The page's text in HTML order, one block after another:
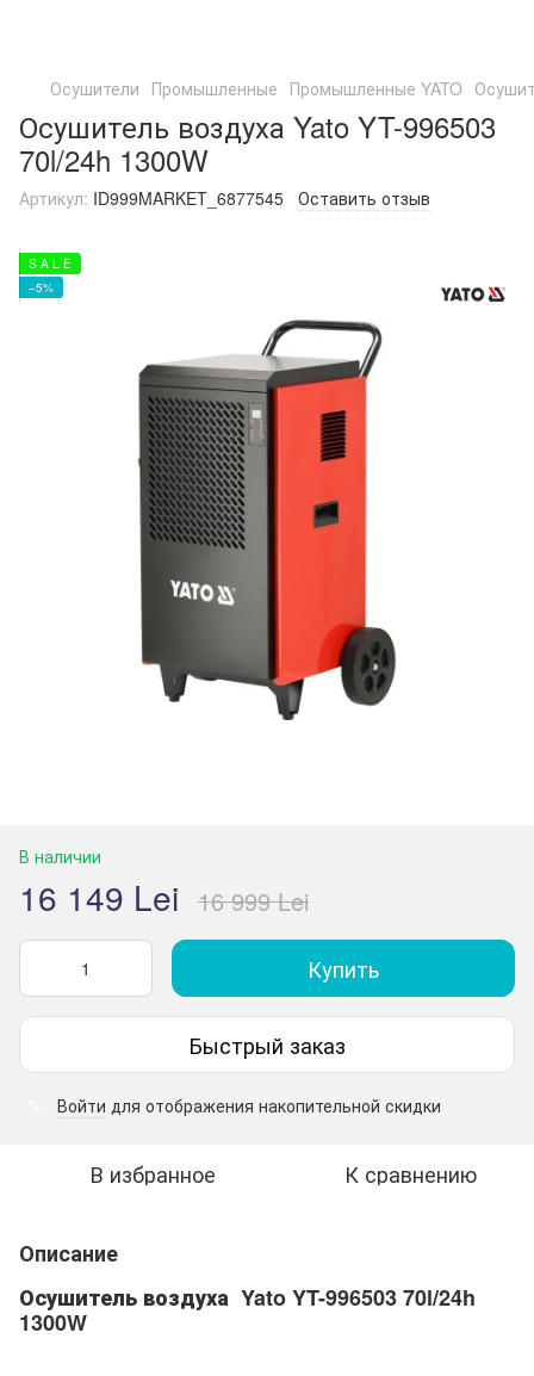
Осушители Промышленные Промышленные YATO
Осушитель воздуха Yato YT-996503
70l/24h 1300W
Артикул: ID999MARKET_6877545 Оставить отзыв
S A L E
−5%
В наличии
16 149 Lei 16 999 Lei
Купить
Быстрый заказ
Войти для отображения накопительной скидки
В избранное К сравнению
Описание
Осушитель воздуха Yato YT-996503 70l/24h
1300W